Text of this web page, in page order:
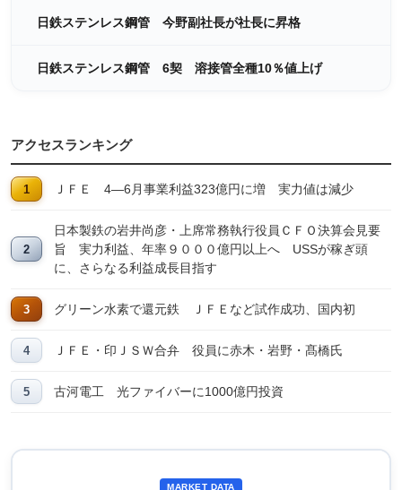
日鉄ステンレス鋼管 今野副社長が社長に昇格
日鉄ステンレス鋼管 6契 溶接管全種10％値上げ
アクセスランキング
ＪＦＥ 4―6月事業利益323億円に増 実力値は減少
日本製鉄の岩井尚彦・上席常務執行役員ＣＦＯ決算会見要
旨 実力利益、年率９０００億円以上へ USSが稼ぎ頭
に、さらなる利益成長目指す
グリーン水素で還元鉄 ＪＦＥなど試作成功、国内初
ＪＦＥ・印ＪＳＷ合弁 役員に赤木・岩野・髙橋氏
古河電工 光ファイバーに1000億円投資
MARKET DATA